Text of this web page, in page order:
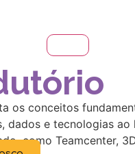
os conceitos
dados e tecnologias
como Teamcenter,